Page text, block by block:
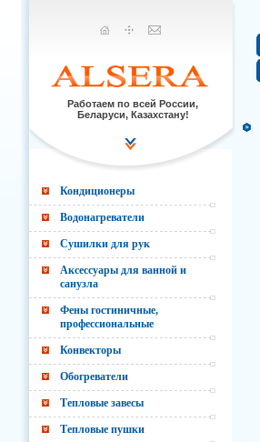
Работаем по всей России,
Беларуси, Казахстану!
Кондиционеры
Водонагреватели
Сушилки для рук
Аксессуары для ванной и
санузла
Фены гостиничные,
профессиональные
Конвекторы
Обогреватели
Тепловые завесы
Тепловые пушки